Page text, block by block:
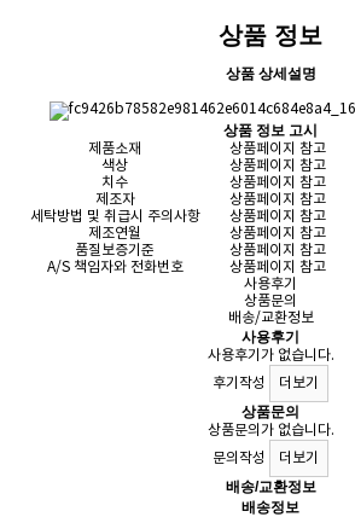
상품 정보
상품 상세설명
상품 정보 고시
제품소재
상품페이지 참고
색상
상품페이지 참고
치수
상품페이지 참고
제조자
상품페이지 참고
세탁방법 및 취급시 주의사항
상품페이지 참고
제조연월
상품페이지 참고
품질보증기준
상품페이지 참고
A/S 책임자와 전화번호
상품페이지 참고
사용후기
상품문의
배송/교환정보
사용후기
사용후기가 없습니다.
후기작성
더보기
상품문의
상품문의가 없습니다.
문의작성
더보기
배송/교환정보
배송정보